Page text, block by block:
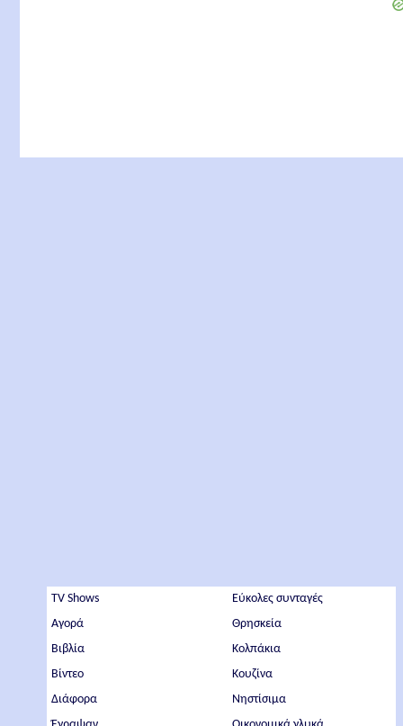
TV Shows
Αγορά
Βιβλία
Βίντεο
Διάφορα
Εύκολες συνταγές
Θρησκεία
Κολπάκια
Κουζίνα
Νηστίσιμα